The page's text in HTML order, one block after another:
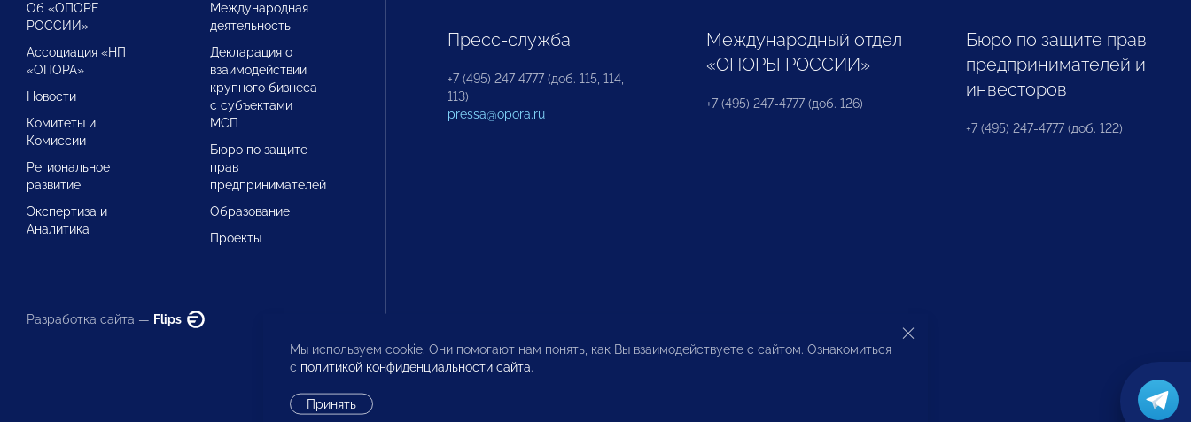
Об «ОПОРЕ
РОССИИ»
Ассоциация «НП
«ОПОРА»
Новости
Комитеты и
Комиссии
Региональное
развитие
Экспертиза и
Аналитика
Международная
деятельность
Декларация о
взаимодействии
крупного бизнеса
с субъектами
МСП
Бюро по защите
прав
предпринимателей
Образование
Проекты
Разработка сайта — Flips
Пресс-служба
+7 (495) 247 4777 (доб. 115, 114,
113)
pressa@opora.ru
Международный отдел
«ОПОРЫ РОССИИ»
+7 (495) 247-4777 (доб. 126)
Бюро по защите прав
предпринимателей и
инвесторов
+7 (495) 247-4777 (доб. 122)
Мы используем cookie. Они помогают нам понять, как Вы взаимодействуете с сайтом. Ознакомиться
с политикой конфиденциальности сайта.
Принять